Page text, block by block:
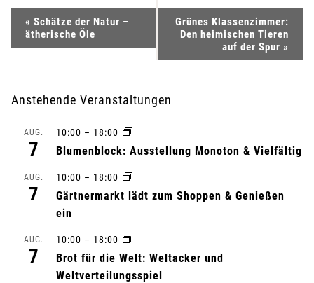
e
a
« Schätze der Natur –
ätherische Öle
Grünes Klassenzimmer:
Den heimischen Tieren
auf der Spur »
Anstehende Veranstaltungen
AUG.
7
10:00 – 18:00
Blumenblock: Ausstellung Monoton & Vielfältig
AUG.
7
10:00 – 18:00
Gärtnermarkt lädt zum Shoppen & Genießen
ein
AUG.
7
10:00 – 18:00
Brot für die Welt: Weltacker und
Weltverteilungsspiel